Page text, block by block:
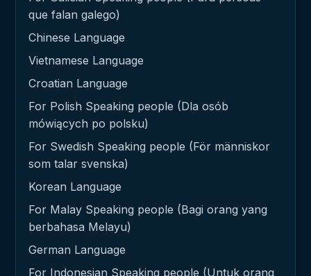
que falan galego)
Chinese Language
Vietnamese Language
Croatian Language
For Polish Speaking people (Dla osób
mówiących po polsku)
For Swedish Speaking people (För människor
som talar svenska)
Korean Language
For Malay Speaking people (Bagi orang yang
berbahasa Melayu)
German Language
For Indonesian Speaking people (Untuk orang